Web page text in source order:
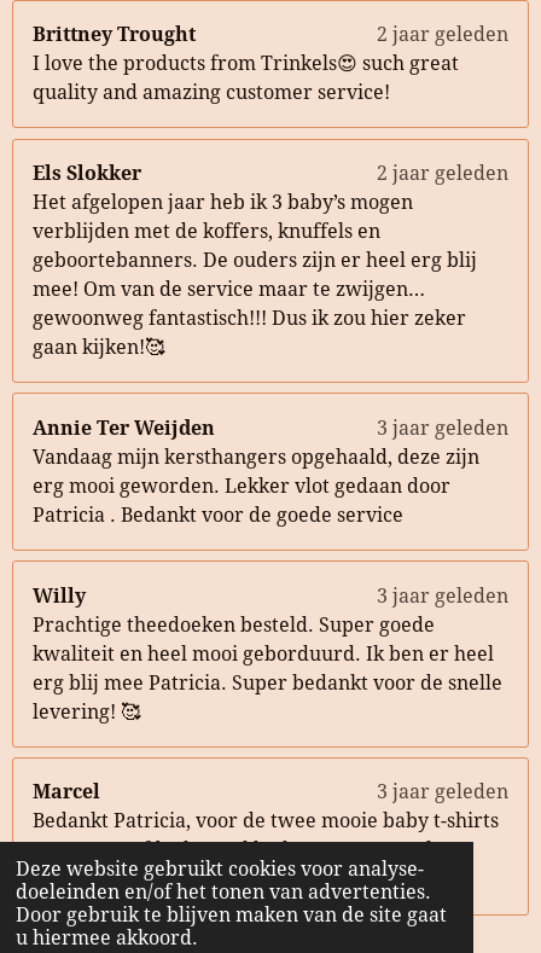
Deze website gebruikt cookies voor analyse-
doeleinden en/of het tonen van advertenties.
Door gebruik te blijven maken van de site gaat
u hiermee akkoord.
Brittney Trought
2 jaar geleden
I love the products from Trinkels😍 such great
quality and amazing customer service!
Els Slokker
2 jaar geleden
Het afgelopen jaar heb ik 3 baby’s mogen
verblijden met de koffers, knuffels en
geboortebanners. De ouders zijn er heel erg blij
mee! Om van de service maar te zwijgen…
gewoonweg fantastisch!!! Dus ik zou hier zeker
gaan kijken!🥰
Annie Ter Weijden
3 jaar geleden
Vandaag mijn kersthangers opgehaald, deze zijn
erg mooi geworden. Lekker vlot gedaan door
Patricia . Bedankt voor de goede service
Willy
3 jaar geleden
Prachtige theedoeken besteld. Super goede
kwaliteit en heel mooi geborduurd. Ik ben er heel
erg blij mee Patricia. Super bedankt voor de snelle
levering! 🥰
Marcel
3 jaar geleden
Bedankt Patricia, voor de twee mooie baby t-shirts
kraamcadeau aan mijn collega’s! 🤩